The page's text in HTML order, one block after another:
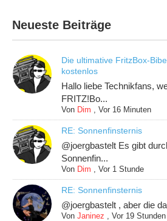
Neueste Beiträge
Die ultimative FritzBox-
kostenlos
Hallo liebe Technikfans,
FRITZ!Bo...
Von Dim ,Vor 16 Minuten
RE: Sonnenfinsternis
@joergbastelt Es gibt
Sonnenfin...
Von Dim ,Vor 1 Stunde
RE: Sonnenfinsternis
@joergbastelt , aber die
VonJaninez ,Vor 19 Stunden